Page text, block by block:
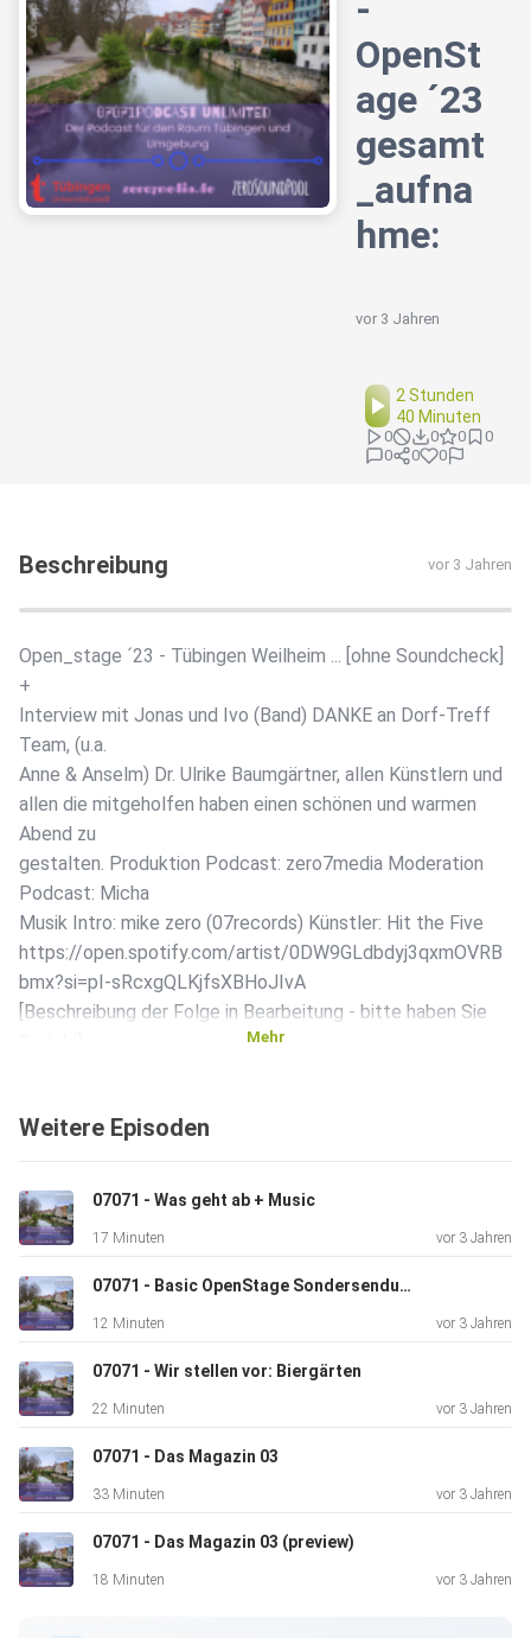
-
OpenSt
age ´23
gesamt
_aufna
hme:
vor 3 Jahren
2 Stunden
40 Minuten
0 0 0
0
0
0 0
Beschreibung vor 3 Jahren
Open_stage ´23 - Tübingen Weilheim ... [ohne Soundcheck]
+
Interview mit Jonas und Ivo (Band) DANKE an Dorf-Treff
Team, (u.a.
Anne & Anselm) Dr. Ulrike Baumgärtner, allen Künstlern und
allen die mitgeholfen haben einen schönen und warmen
Abend zu
gestalten. Produktion Podcast: zero7media Moderation
Podcast: Micha
Musik Intro: mike zero (07records) Künstler: Hit the Five
https://open.spotify.com/artist/0DW9GLdbdyj3qxmOVRB
bmx?si=pI-sRcxgQLKjfsXBHoJIvA
[Beschreibung der Folge in Bearbeitung - bitte haben Sie
Mehr
Weitere Episoden
07071 - Was geht ab + Music
17 Minuten vor 3 Jahren
07071 - Basic OpenStage Sondersendung
12 Minuten vor 3 Jahren
07071 - Wir stellen vor: Biergärten
22 Minuten vor 3 Jahren
07071 - Das Magazin 03
33 Minuten vor 3 Jahren
07071 - Das Magazin 03 (preview)
18 Minuten vor 3 Jahren